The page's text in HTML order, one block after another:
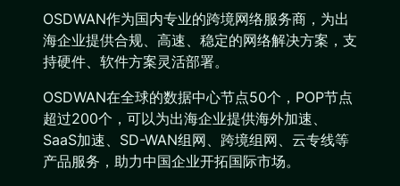
OSDWAN作为国内专业的跨境网络服务商，为出
海企业提供合规、高速、稳定的网络解决方案，支
持硬件、软件方案灵活部署。
OSDWAN在全球的数据中心节点50个，POP节点
超过200个，可以为出海企业提供海外加速、
SaaS加速、SD-WAN组网、跨境组网、云专线等
产品服务，助力中国企业开拓国际市场。